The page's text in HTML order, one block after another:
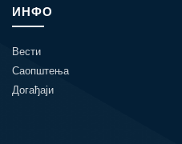
ИНФО
Вести
Саопштења
Догађаји